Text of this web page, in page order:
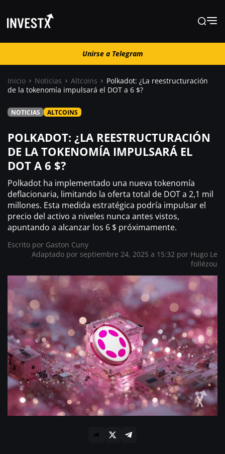
Unirse a Telegram
Guías
Trading
¿ Dónde comprar ?
Unirse a Telegram
Inicio Noticias Altcoins
Polkadot: ¿La reestructuración
de la tokenomía impulsará el DOT a 6 $?
NOTICIAS ALTCOINS
POLKADOT: ¿LA REESTRUCTURACIÓN
DE LA TOKENOMÍA IMPULSARÁ EL
DOT A 6 $?
Polkadot ha implementado una nueva tokenomía
deflacionaria, limitando la oferta total de DOT a 2,1 mil
millones. Esta medida estratégica podría impulsar el
precio del activo a niveles nunca antes vistos,
apuntando a alcanzar los 6 $ próximamente.
Escrito por Gaston Cuny
Adaptado por septiembre 24, 2025 a 15:32 por Hugo Le
follézou